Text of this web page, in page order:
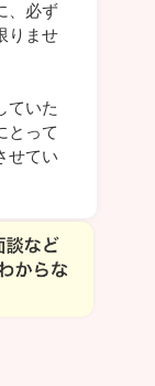
、必ず
りませ
ていた
とって
せてい